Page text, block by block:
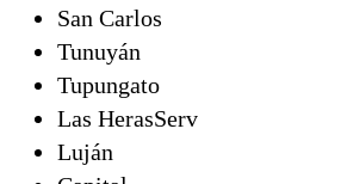
San Carlos
Tunuyán
Tupungato
Las HerasServ
Luján